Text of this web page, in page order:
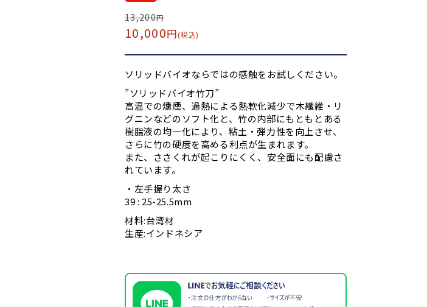
通
常
価
格
13,200円
セ
ー
ル
価
格
10,000円(税込)
ソリッドバイオならではの感触をお試しください。
”ソリッドバイオ竹刀”
高温での燻煙、過熱による熱軟化減少で木繊維・リ
グニンなどのソフト化と、竹の内部にもともとある
樹脂液の均一化により、粘土・弾力性を向上させ、
さらに竹の硬度を高める利点が生まれます。
また、ささくれが起こりにくく、安全面にも配慮さ
れています。
・左手握り太さ
39 : 25-25.5mm
材料:台湾材
生産:インドネシア